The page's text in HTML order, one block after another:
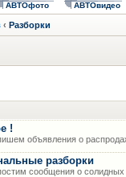
АВТОфото АВТОвидео
‹ Разборки
!
объявления о
разборки
сообщения о солидных